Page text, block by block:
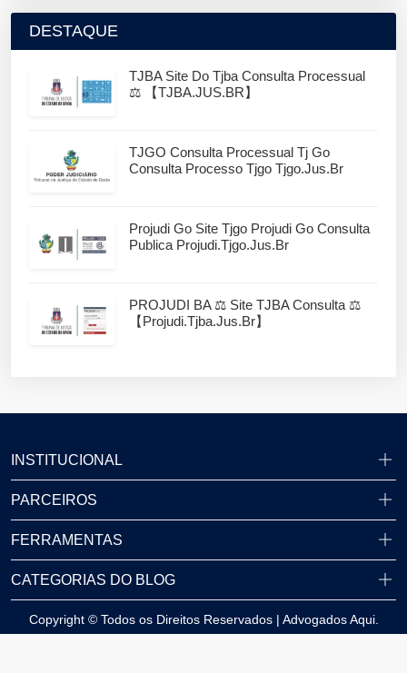
DESTAQUE
TJBA Site Do Tjba Consulta Processual
⚖️ 【TJBA.JUS.BR】
TJGO Consulta Processual Tj Go
Consulta Processo Tjgo Tjgo.jus.br
Projudi Go Site Tjgo Projudi Go Consulta
Publica Projudi.tjgo.jus.br
PROJUDI BA ⚖️ Site TJBA Consulta ⚖️
【projudi.tjba.jus.br】
INSTITUCIONAL
PARCEIROS
FERRAMENTAS
CATEGORIAS DO BLOG
Copyright © Todos os Direitos Reservados | Advogados Aqui.